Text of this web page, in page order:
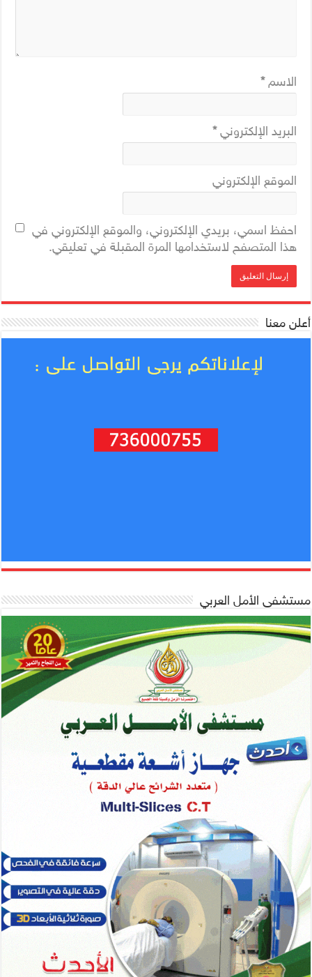
الاسم*
البريد الإلكتروني*
الموقع الإلكتروني
احفظ اسمي، بريدي الإلكتروني، والموقع الإلكتروني في
هذا المتصفح لاستخدامها المرة المقبلة في تعليقي.
أعلن معنا
مستشفى الأمل العربي